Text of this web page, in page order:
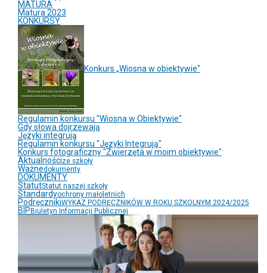
MATURA
Matura 2023
KONKURSY
Konkurs „Wiosna w obiektywie"
Regulamin konkursu "Wiosna w Obiektywie"
Gdy słowa dojrzewają
Języki integrują
Regulamin konkursu "Języki Integrują"
Konkurs fotograficzny "Zwierzęta w moim obiektywie"
Aktualnościze szkoły
Ważnedokumenty
DOKUMENTY
StatutStatut naszej szkoły
Standardyochrony małoletnich
PodręcznikiWYKAZ PODRĘCZNIKÓW W ROKU SZKOLNYM 2024/2025
BIPBiuletyn Informacji Publicznej